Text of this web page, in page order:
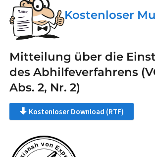
Kostenloser
Mitteilung über die
des Abhilfeverfahrens
Abs. 2, Nr. 2)
Kostenloser Download (RTF)